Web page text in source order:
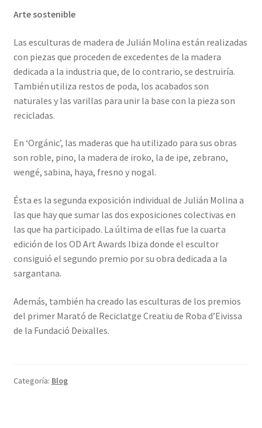
Arte sostenible
Las esculturas de madera de Julián Molina están realizadas
con piezas que proceden de excedentes de la madera
dedicada a la industria que, de lo contrario, se destruiría.
También utiliza restos de poda, los acabados son
naturales y las varillas para unir la base con la pieza son
recicladas.
En ‘Orgánic’, las maderas que ha utilizado para sus obras
son roble, pino, la madera de iroko, la de ipe, zebrano,
wengé, sabina, haya, fresno y nogal.
Ésta es la segunda exposición individual de Julián Molina a
las que hay que sumar las dos exposiciones colectivas en
las que ha participado. La última de ellas fue la cuarta
edición de los OD Art Awards Ibiza donde el escultor
consiguió el segundo premio por su obra dedicada a la
sargantana.
Además, también ha creado las esculturas de los premios
del primer Marató de Reciclatge Creatiu de Roba d’Eivissa
de la Fundació Deixalles.
Categoría: Blog